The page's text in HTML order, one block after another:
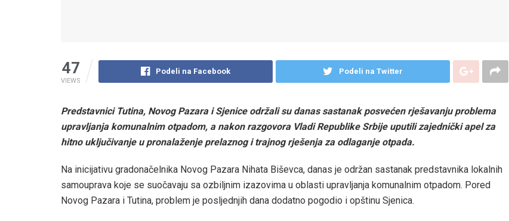
47
VIEWS
Podeli na Facebook Podeli na Twitter
Predstavnici Tutina, Novog Pazara i Sjenice održali su danas sastanak posvećen rješavanju problema
upravljanja komunalnim otpadom, a nakon razgovora Vladi Republike Srbije uputili zajednički apel za
hitno uključivanje u pronalaženje prelaznog i trajnog rješenja za odlaganje otpada.
Na inicijativu gradonačelnika Novog Pazara Nihata Biševca, danas je održan sastanak predstavnika lokalnih
samouprava koje se suočavaju sa ozbiljnim izazovima u oblasti upravljanja komunalnim otpadom. Pored
Novog Pazara i Tutina, problem je posljednjih dana dodatno pogodio i opštinu Sjenica.